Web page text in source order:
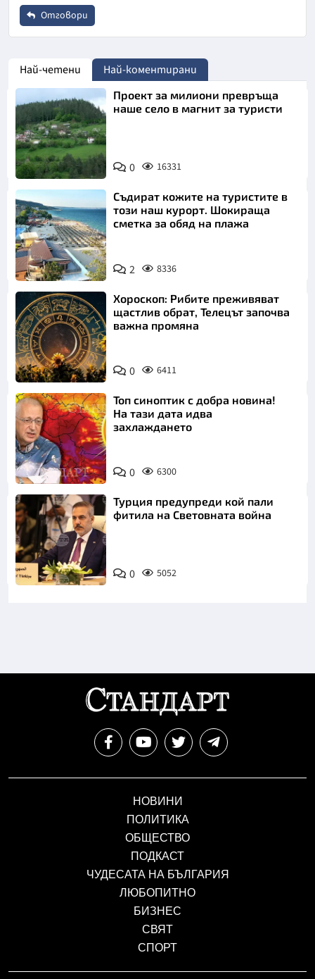
Отговори
Email
Коментар*
Най-четени Най-коментирани
Проект за милиони превръща
наше село в магнит за туристи
0 16331
Съдират кожите на туристите в
този наш курорт. Шокираща
сметка за обяд на плажа
2 8336
Хороскоп: Рибите преживяват
щастлив обрат, Телецът започва
важна промяна
0 6411
Топ синоптик с добра новина!
На тази дата идва
захлаждането
0 6300
Турция предупреди кой пали
фитила на Световната война
0 5052
НОВИНИ
ПОЛИТИКА
ОБЩЕСТВО
ПОДКАСТ
ЧУДЕСАТА НА БЪЛГАРИЯ
ЛЮБОПИТНО
БИЗНЕС
СВЯТ
СПОРТ